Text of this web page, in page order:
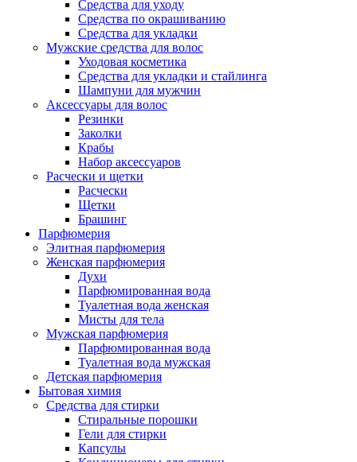
Средства для уходу
Средства по окрашиванию
Средства для укладки
Мужские средства для волос
Уходовая косметика
Средства для укладки и стайлинга
Шампуни для мужчин
Аксессуары для волос
Резинки
Заколки
Крабы
Набор аксессуаров
Расчески и щетки
Расчески
Щетки
Брашинг
Парфюмерия
Элитная парфюмерия
Женская парфюмерия
Духи
Парфюмированная вода
Туалетная вода женская
Мисты для тела
Мужская парфюмерия
Парфюмированная вода
Туалетная вода мужская
Детская парфюмерия
Бытовая химия
Средства для стирки
Стиральные порошки
Гели для стирки
Капсулы